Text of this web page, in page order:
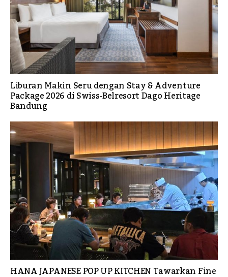
Liburan Makin Seru dengan Stay & Adventure
Package 2026 di Swiss-Belresort Dago Heritage
Bandung
HANA JAPANESE POP UP KITCHEN Tawarkan Fine